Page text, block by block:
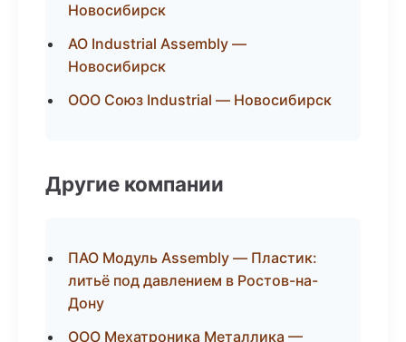
Новосибирск
АО Industrial Assembly —
Новосибирск
ООО Союз Industrial — Новосибирск
Другие компании
ПАО Модуль Assembly — Пластик:
литьё под давлением в Ростов-на-
Дону
ООО Мехатроника Металлика —